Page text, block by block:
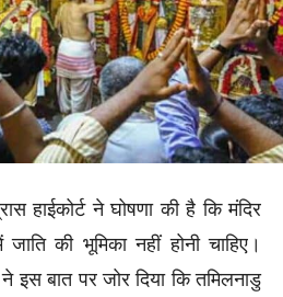
हाईकोर्ट ने घोषणा की है कि मंदिर
की भूमिका नहीं होनी चाहिए।
इस बात पर जोर दिया कि तमिलनाडु